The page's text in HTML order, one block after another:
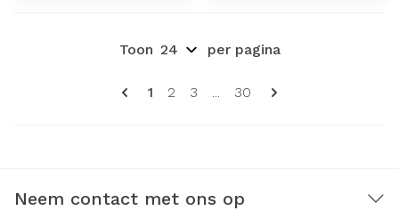
Pagina's
U lees momenteel pagina
1 Pagina
2 Pagina
3 ... Pagina
30
Toon per pagina
Neem contact met ons op